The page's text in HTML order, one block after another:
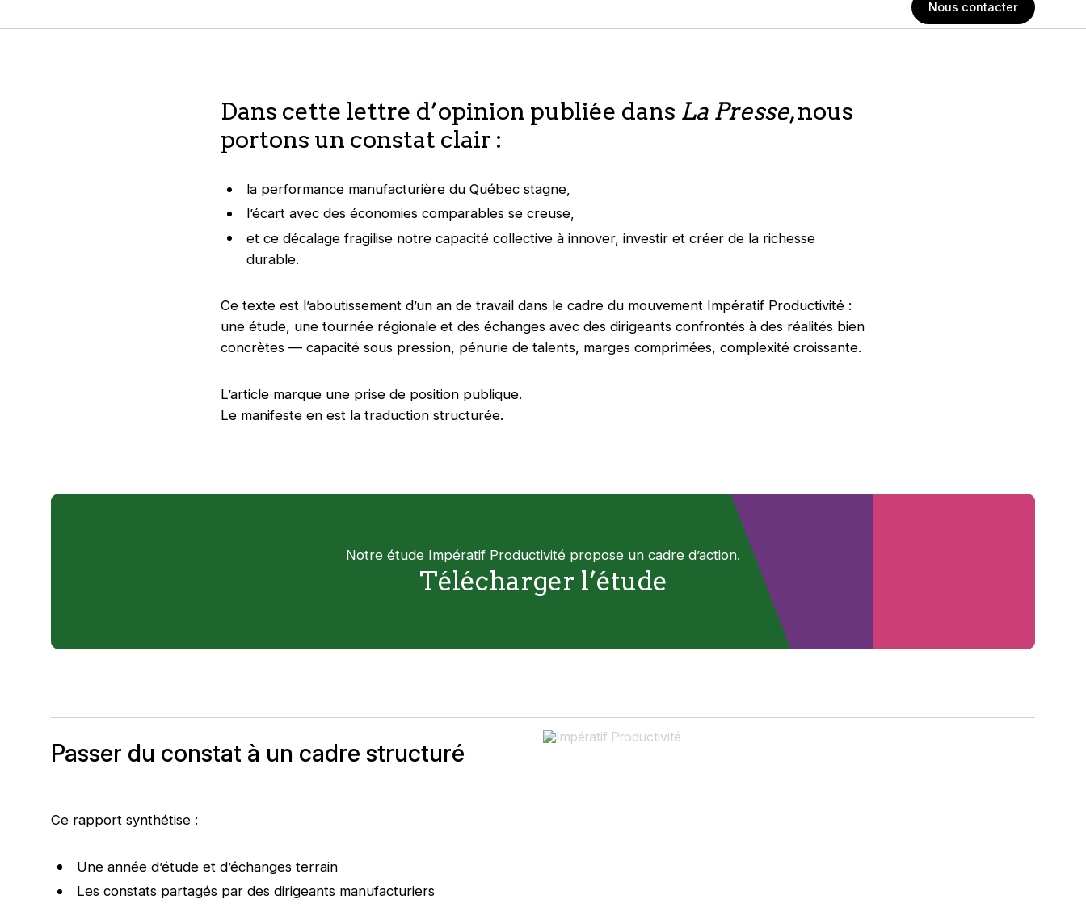
Nous contacter
Dans cette lettre d’opinion publiée dans La Presse, nous
portons un constat clair :
la performance manufacturière du Québec stagne,
l’écart avec des économies comparables se creuse,
et ce décalage fragilise notre capacité collective à innover, investir et créer de la richesse
durable.
Ce texte est l’aboutissement d’un an de travail dans le cadre du mouvement Impératif Productivité :
une étude, une tournée régionale et des échanges avec des dirigeants confrontés à des réalités bien
concrètes — capacité sous pression, pénurie de talents, marges comprimées, complexité croissante.
L’article marque une prise de position publique.
Le manifeste en est la traduction structurée.
Notre étude Impératif Productivité propose un cadre d’action.
Télécharger l’étude
Passer du constat à un cadre structuré
Ce rapport synthétise :
Une année d’étude et d’échanges terrain
Les constats partagés par des dirigeants manufacturiers